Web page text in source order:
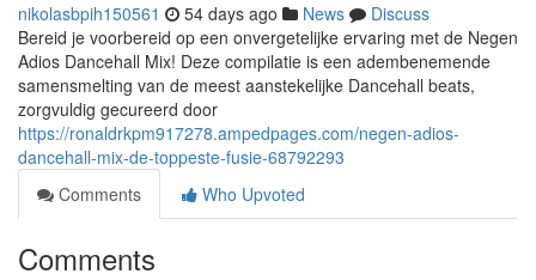
nikolasbpih150561 54 days ago News
Discuss
Bereid je voorbereid op een onvergetelijke ervaring met de Negen
Adios Dancehall Mix! Deze compilatie is een adembenemende
samensmelting van de meest aanstekelijke Dancehall beats,
zorgvuldig gecureerd door
https://ronaldrkpm917278.ampedpages.com/negen-adios-
dancehall-mix-de-toppeste-fusie-68792293
Comments
Who Upvoted
Comments